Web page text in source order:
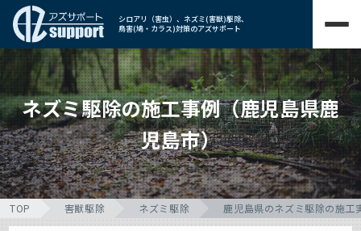
シロアリ（害虫）、ネズミ(害獣)駆除、
鳥害(鳩・カラス)対策のアズサポート
ネズミ駆除の施工事例（鹿児島県鹿
児島市）
TOP 害獣駆除 ネズミ駆除 鹿児島県のネズミ駆除の施工